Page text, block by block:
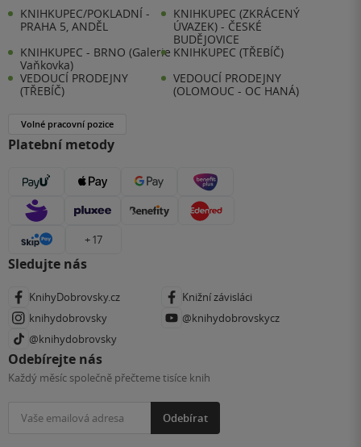
KNIHKUPEC/POKLADNÍ -
PRAHA 5, ANDĚL
KNIHKUPEC (ZKRÁCENÝ
ÚVAZEK) - ČESKÉ
BUDĚJOVICE
KNIHKUPEC - BRNO (Galerie
Vaňkovka)
KNIHKUPEC (TŘEBÍČ)
VEDOUCÍ PRODEJNY
(TŘEBÍČ)
VEDOUCÍ PRODEJNY
(OLOMOUC - OC HANÁ)
Volné pracovní pozice
Platební metody
+ 17
Sledujte nás
KnihyDobrovsky.cz
Knižní závisláci
knihydobrovsky
@knihydobrovskycz
@knihydobrovsky
Odebírejte nás
Každý měsíc společně přečteme tisíce knih
Odebírat